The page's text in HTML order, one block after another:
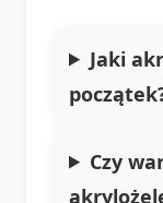
Jaki
Czy